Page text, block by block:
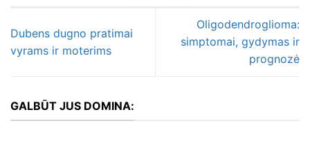
Dubens dugno pratimai
vyrams ir moterims
Oligodendroglioma:
simptomai, gydymas ir
prognozė
GALBŪT JUS DOMINA: